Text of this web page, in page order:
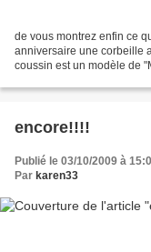
de vous montrez enfin ce
anniversaire une corbeille
coussin est un modèle de
encore!!!!
Publié le 03/10/2009 à
Par karen33